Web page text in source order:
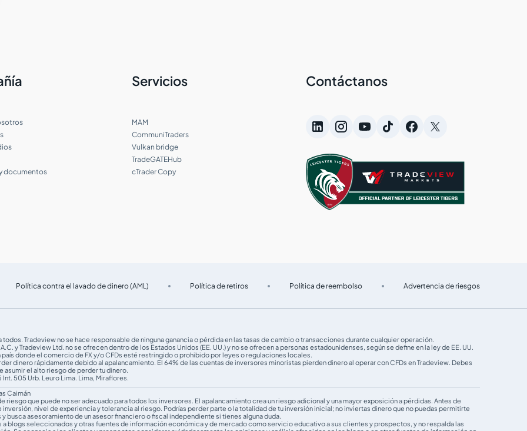
documentos
Servicios
MAM
CommuniTraders
Vulkan bridge
TradeGATEHub
cTrader Copy
Contáctanos
Política contra el lavado de dinero (AML) Política de retiros Política de reembolso Advertencia de riesgos
Tradeview no se hace responsable de ninguna ganancia o pérdida en las tasas de cambio o transacciones durante cualquier operación.
y Tradeview Ltd. no se ofrecen dentro de los Estados Unidos (EE. UU.) y no se ofrecen a personas estadounidenses, según se define en la ley de EE. UU.
donde el comercio de FX y/o CFDs esté restringido o prohibido por leyes o regulaciones locales.
dinero rápidamente debido al apalancamiento. El 64% de las cuentas de inversores minoristas pierden dinero al operar con CFDs en Tradeview. Debes
asumir el alto riesgo de perder tu dinero.
505 Urb. Leuro Lima. Lima, Miraflores.
Caimán
riesgo que puede no ser adecuado para todos los inversores. El apalancamiento crea un riesgo adicional y una mayor exposición a pérdidas. Antes de
nivel de experiencia y tolerancia al riesgo. Podrías perder parte o la totalidad de tu inversión inicial; no inviertas dinero que no puedas permitirte
asesoramiento de un asesor financiero o fiscal independiente si tienes alguna duda.
blogs seleccionados y otras fuentes de información económica y de mercado como servicio educativo a sus clientes y prospectos, y no respalda las